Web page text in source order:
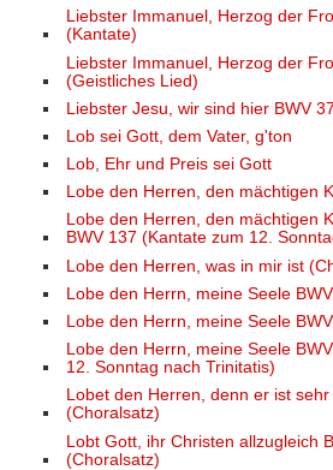
Liebster Immanuel, Herzog der
(Kantate)
Liebster Immanuel, Herzog der
(Geistliches Lied)
Liebster Jesu, wir sind hier BWV
Lob sei Gott, dem Vater, g'ton
Lob, Ehr und Preis sei Gott
Lobe den Herren, den mächtigen
Lobe den Herren, den mächtigen
BWV 137 (Kantate zum 12.
Lobe den Herren, was in mir ist
Lobe den Herrn, meine Seele
Lobe den Herrn, meine Seele
Lobe den Herrn, meine Seele
12. Sonntag nach Trinitatis)
Lobet den Herren, denn er ist
(Choralsatz)
Lobt Gott, ihr Christen allzugleich
(Choralsatz)